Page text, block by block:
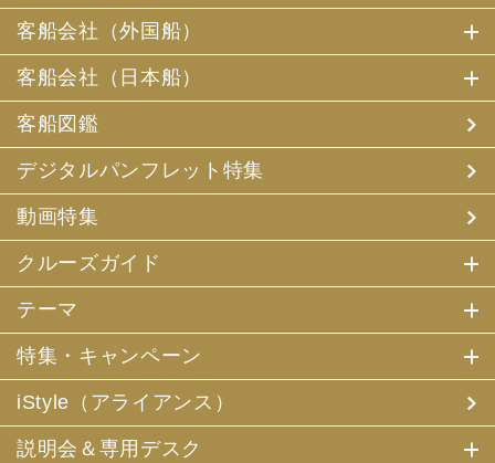
客船会社（外国船）
客船会社（日本船）
客船図鑑
デジタルパンフレット特集
動画特集
クルーズガイド
テーマ
特集・キャンペーン
iStyle（アライアンス）
説明会＆専用デスク